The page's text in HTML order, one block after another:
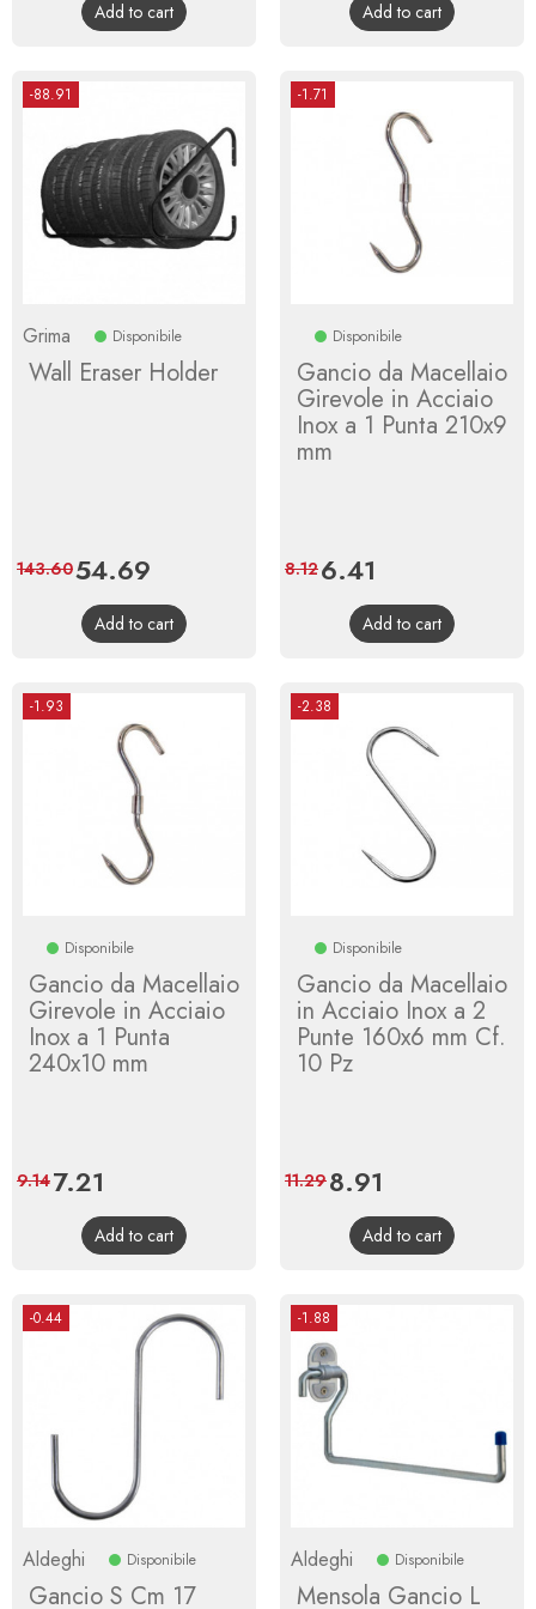
Add to cart Add to cart
-88.91
Grima Disponibile
Wall Eraser Holder
Price
54.69
price
143.60
Add to cart
-1.71
Disponibile
Gancio da Macellaio
Girevole in Acciaio
Inox a 1 Punta 210x9
mm
Price
6.41
price
8.12
Add to cart
-1.93
Disponibile
Gancio da Macellaio
Girevole in Acciaio
Inox a 1 Punta
240x10 mm
Price
7.21
price
9.14
Add to cart
-2.38
Disponibile
Gancio da Macellaio
in Acciaio Inox a 2
Punte 160x6 mm Cf.
10 Pz
Price
8.91
price
11.29
Add to cart
-0.44
Aldeghi Disponibile
Gancio S Cm 17
-1.88
Aldeghi Disponibile
Mensola Gancio L